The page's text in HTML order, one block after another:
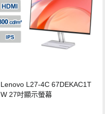
Lenovo L27-4C 67DEKAC1T
W 27吋顯示螢幕